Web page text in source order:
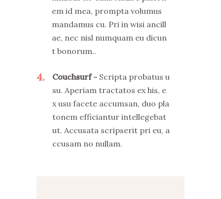
em id mea, prompta volumus
mandamus cu. Pri in wisi ancill
ae, nec nisl numquam eu dicun
t bonorum..
4 Couchsurf
Scripta probatus u
su. Aperiam tractatos ex his, e
x usu facete accumsan, duo pla
tonem efficiantur intellegebat
ut. Accusata scripserit pri eu, a
ccusam no nullam.